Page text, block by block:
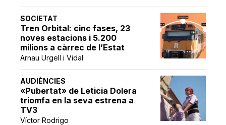
SOCIETAT
Tren Orbital: cinc fases, 23
noves estacions i 5.200
milions a càrrec de l’Estat
Arnau Urgell i Vidal
AUDIÈNCIES
«Pubertat» de Leticia Dolera
triomfa en la seva estrena a
TV3
Víctor Rodrigo